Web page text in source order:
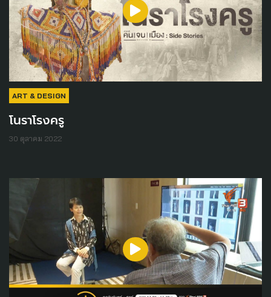
ART & DESIGN
โนราโรงครู
30 ตุลาคม 2022